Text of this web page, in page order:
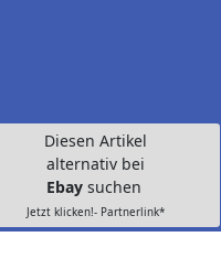
Diesen Artikel
alternativ bei
Ebay suchen
Jetzt klicken!- Partnerlink*